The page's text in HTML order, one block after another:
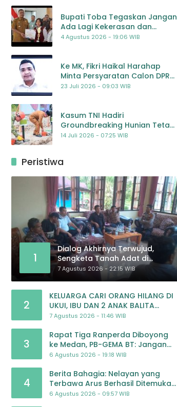
Bupati Toba Tegaskan Jangan
Ada Lagi Kekerasan dan
Bullying Terhadap Anak,
4 Agustus 2026 - 19:06 WIB
Ke MK, Fikri Haikal Harahap
Minta Persyaratan Calon DPR
Dilengkapi Penilaian
23 Juli 2026 - 09:03 WIB
Kasum TNI Hadiri
Groundbreaking Hunian Tetap
Pascabencana di
14 Juli 2026 - 07:25 WIB
Peristiwa
1
Dialog Akhirnya Terwujud,
Sengketa Tanah Adat di
Lingkar Proyek Strategis
Nasional Memasuki Babak
7 Agustus 2026 - 22:15 WIB
2
KELUARGA CARI ORANG HILANG DI
UKUI, IBU DAN 2 ANAK BALITA
BELUM PULANG SEJAK 20 JULI 2026
7 Agustus 2026 - 11:46 WIB
3
Rapat Tiga Ranperda Diboyong
ke Medan, PB-GEMA BT: Jangan
Jadikan APBD Ladang
6 Agustus 2026 - 19:18 WIB
4
Berita Bahagia: Nelayan yang
Terbawa Arus Berhasil Ditemukan
Dalam Keadaan Selamat
6 Agustus 2026 - 09:57 WIB